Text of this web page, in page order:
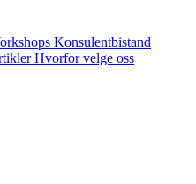
Konsulentbistand
Hvorfor velge oss